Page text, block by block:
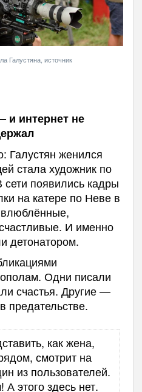
Галустяна, источник
и интернет не
Галустян женился
стала художник по
появились кадры
на катере по Неве в
И именно
детонатором.
Одни писали
счастья. Другие —
предательстве.
как жена,
смотрит на
из пользователей.
этого здесь нет.